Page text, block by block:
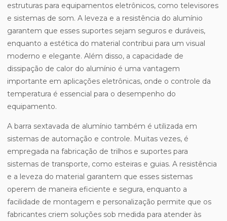
estruturas para equipamentos eletrônicos, como televisores
e sistemas de som. A leveza e a resistência do alumínio
garantem que esses suportes sejam seguros e duráveis,
enquanto a estética do material contribui para um visual
moderno e elegante. Além disso, a capacidade de
dissipação de calor do alumínio é uma vantagem
importante em aplicações eletrônicas, onde o controle da
temperatura é essencial para o desempenho do
equipamento.
A barra sextavada de alumínio também é utilizada em
sistemas de automação e controle. Muitas vezes, é
empregada na fabricação de trilhos e suportes para
sistemas de transporte, como esteiras e guias. A resistência
e a leveza do material garantem que esses sistemas
operem de maneira eficiente e segura, enquanto a
facilidade de montagem e personalização permite que os
fabricantes criem soluções sob medida para atender às